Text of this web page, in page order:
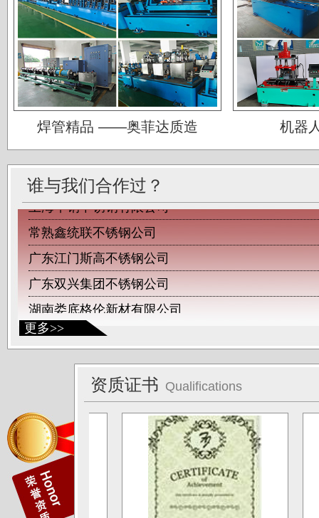
焊管精品 ——奥菲达质造 机器
更多>>
谁与我们合作过？
佛山运升不锈钢厂
苏州圣珀不锈钢制品有限公司
上海华钢不锈钢有限公司
常熟鑫统联不锈钢公司
广东江门斯高不锈钢公司
广东双兴集团不锈钢公司
湖南娄底格伦新材有限公司
山西太原唯太新材有限公司
山西太原大泽不锈钢公司
佛山南钛制品有限公司
广东德庆康纳国兴公司
唐山海兴金属制品厂
江苏南通中天科技股份有限公司
上海凌士通不锈钢有限公司
资质证书 Qualifications